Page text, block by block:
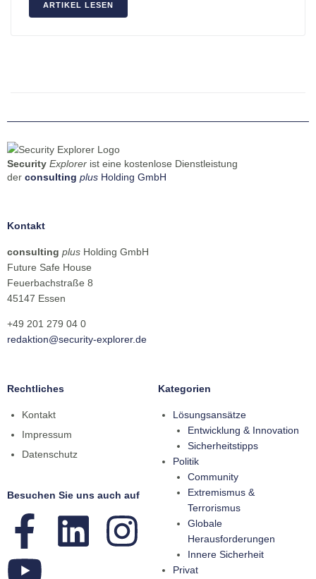
ARTIKEL LESEN
Security Explorer ist eine kostenlose Dienstleistung
der consulting plus Holding GmbH
Kontakt
consulting plus Holding GmbH
Future Safe House
Feuerbachstraße 8
45147 Essen
+49 201 279 04 0
redaktion@security-explorer.de
Rechtliches
Kontakt
Impressum
Datenschutz
Besuchen Sie uns auch auf
Kategorien
Lösungsansätze
Entwicklung & Innovation
Sicherheitstipps
Politik
Community
Extremismus &
Terrorismus
Globale
Herausforderungen
Innere Sicherheit
Privat